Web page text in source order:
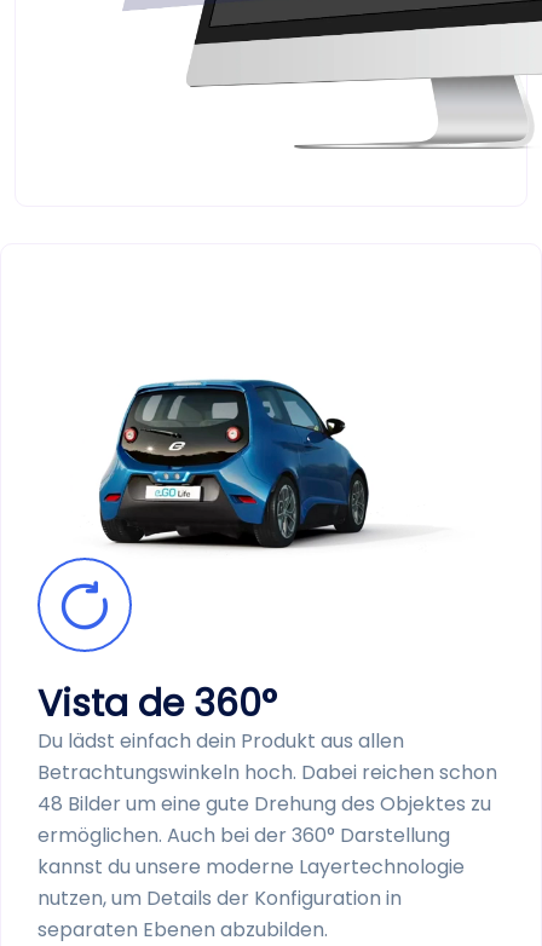
Vista de 360°
Du lädst einfach dein Produkt aus allen
Betrachtungs­winkeln hoch. Dabei reichen schon
48 Bilder um eine gute Drehung des Objektes zu
ermöglichen. Auch bei der 360° Darstellung
kannst du unsere moderne Layer­technologie
nutzen, um Details der Konfiguration in
separaten Ebenen abzubilden.